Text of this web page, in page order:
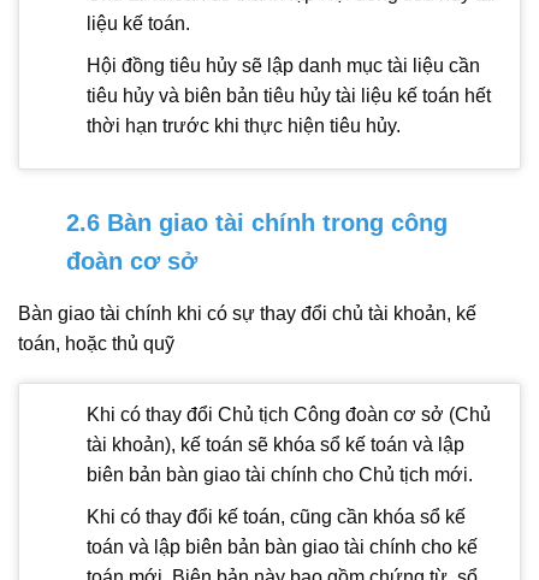
liệu kế toán.
Hội đồng tiêu hủy sẽ lập danh mục tài liệu cần
tiêu hủy và biên bản tiêu hủy tài liệu kế toán hết
thời hạn trước khi thực hiện tiêu hủy.
2.6 Bàn giao tài chính trong công
đoàn cơ sở
Bàn giao tài chính khi có sự thay đổi chủ tài khoản, kế
toán, hoặc thủ quỹ
Khi có thay đổi Chủ tịch Công đoàn cơ sở (Chủ
tài khoản), kế toán sẽ khóa sổ kế toán và lập
biên bản bàn giao tài chính cho Chủ tịch mới.
Khi có thay đổi kế toán, cũng cần khóa sổ kế
toán và lập biên bản bàn giao tài chính cho kế